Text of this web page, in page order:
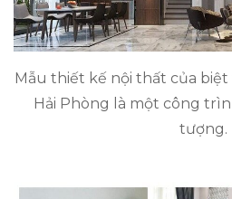
Mẫu thiết kế nội thất của
Hải Phòng là một công
tượng.